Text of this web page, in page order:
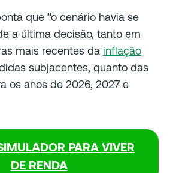
que “o cenário havia se
a última decisão, tanto em
mais recentes da inflação
subjacentes, quanto das
os anos de 2026, 2027 e
PARA VIVER
DE RENDA